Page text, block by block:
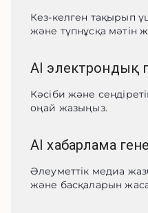
Кез-келген тақырып
және түпнұсқа мәтін
AI электрондық
Кәсіби және
оңай жазыңыз.
AI хабарлама
Әлеуметтік медиа
және басқаларын